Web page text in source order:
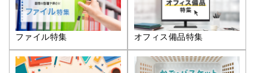
ファイル特集 オフィス備品特集